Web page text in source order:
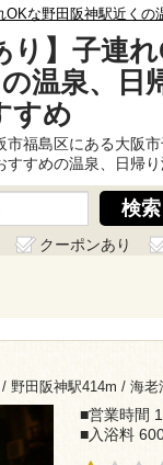
OKな野田阪神駅近く
り】子連
温泉、日
すめ
市福島区にある大阪
すすめの温泉、日帰
クーポンあり
/ 野田阪神駅414m / 海老
■営業時間
■入浴料